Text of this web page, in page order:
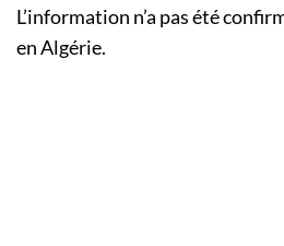
L’information n’a pas été
en Algérie.